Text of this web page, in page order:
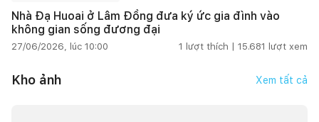
Nhà Đạ Huoai ở Lâm Đồng đưa ký ức gia đình vào
không gian sống đương đại
27/06/2026, lúc 10:00 1 lượt thích | 15.681 lượt xem
Kho ảnh Xem tất cả